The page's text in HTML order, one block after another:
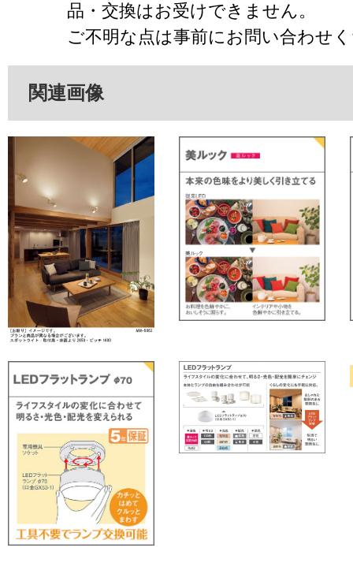
品・交換はお受けできません。
ご不明な点は事前にお問い合わせ
関連画像